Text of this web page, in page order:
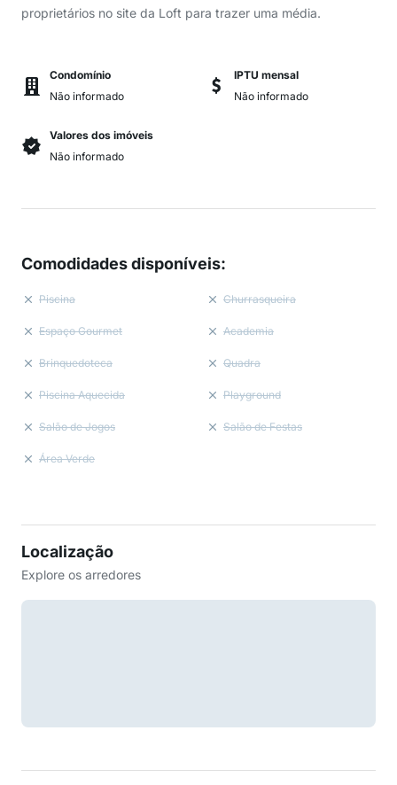
proprietários no site da Loft para trazer uma média.
Condomínio
Não informado
IPTU mensal
Não informado
Valores dos imóveis
Não informado
Comodidades disponíveis:
Piscina Churrasqueira
Espaço Gourmet Academia
Brinquedoteca Quadra
Piscina Aquecida Playground
Salão de Jogos Salão de Festas
Área Verde
Localização
Explore os arredores